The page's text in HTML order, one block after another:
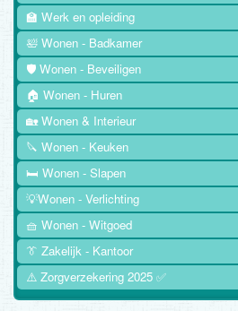
🏫 Werk en opleiding
🛀 Wonen - Badkamer
🛡️ Wonen - Beveiligen
🏠 Wonen - Huren
🏡 Wonen & Interieur
🔪 Wonen - Keuken
🛏️ Wonen - Slapen
💡Wonen - Verlichting
🧺 Wonen - Witgoed
👔 Zakelijk - Kantoor
⚠️ Zorgverzekering 2025 ✅